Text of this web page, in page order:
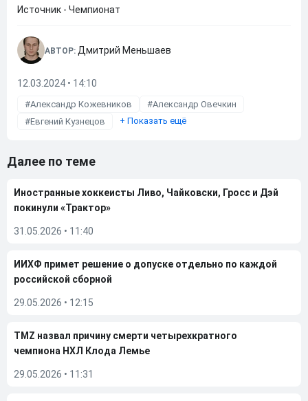
Источник - Чемпионат
АВТОР: Дмитрий Меньшаев
12.03.2024 • 14:10
Александр Кожевников
Александр Овечкин
Евгений Кузнецов
+ Показать ещё
Далее по теме
Иностранные хоккеисты Ливо, Чайковски, Гросс и Дэй
покинули «Трактор»
31.05.2026 • 11:40
ИИХФ примет решение о допуске отдельно по каждой
российской сборной
29.05.2026 • 12:15
TMZ назвал причину смерти четырехкратного
чемпиона НХЛ Клода Лемье
29.05.2026 • 11:31